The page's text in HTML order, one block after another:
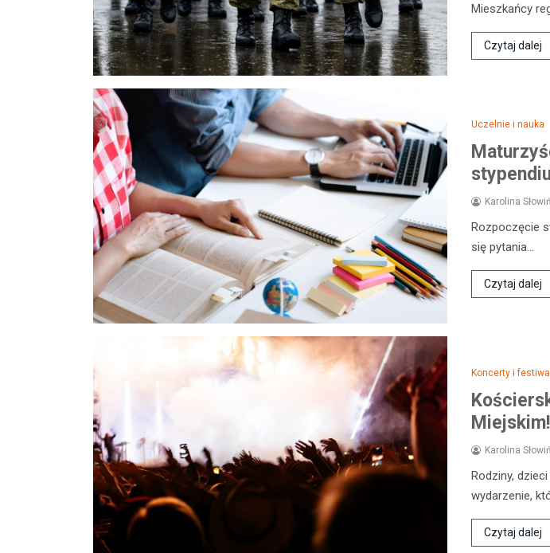
Mieszkańcy
Czytaj dalej
Uczelnie i nauka
Karolina
Rozpoczęcie
się pytania…
Czytaj dalej
Koncerty i
Miejskim!
Karolina
Rodziny,
wydarzenie,
Czytaj dalej